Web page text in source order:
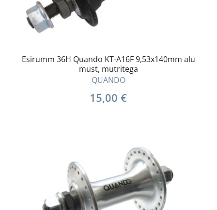
Esirumm 36H Quando KT-A16F 9,53x140mm alu
must, mutritega
QUANDO
15,00 €